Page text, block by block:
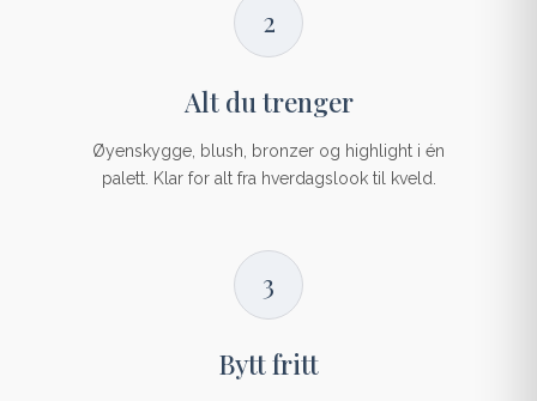
2
Alt du trenger
Øyenskygge, blush, bronzer og highlight i én
palett. Klar for alt fra hverdagslook til kveld.
3
Bytt fritt